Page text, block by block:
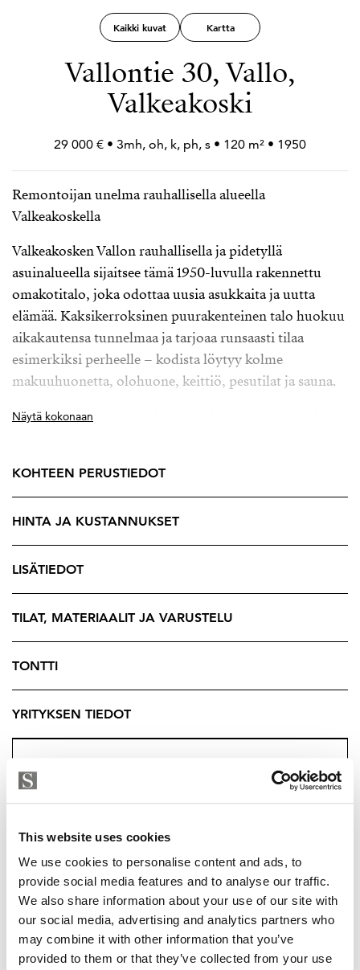
This website uses cookies
We use cookies to personalise content and ads, to
provide social media features and to analyse our traffic.
We also share information about your use of our site with
our social media, advertising and analytics partners who
may combine it with other information that you’ve
provided to them or that they’ve collected from your use
Kaikki kuvat Kartta
Vallontie 30, Vallo,
Valkeakoski
29 000 € • 3mh, oh, k, ph, s • 120 m² • 1950
TUUKKA HAKKARAINEN
Remontoijan unelma rauhallisella alueella
Valkeakoskella
Valkeakosken Vallon rauhallisella ja pidetyllä
asuinalueella sijaitsee tämä 1950-luvulla rakennettu
omakotitalo, joka odottaa uusia asukkaita ja uutta
elämää. Kaksikerroksinen puurakenteinen talo huokuu
aikakautensa tunnelmaa ja tarjoaa runsaasti tilaa
esimerkiksi perheelle – kodista löytyy kolme
makuuhuonetta, olohuone, keittiö, pesutilat ja sauna.
Talo myydään remontointia vaativassa kunnossa, joten
pääset toteuttamaan unelmiesi kodin alusta asti.
Vallon alue on tunnettu rauhallisuudestaan ja
läheltä, ja Valkeakosken keskustaan on vain lyhyt
Tartu tilaisuuteen ja tee tästä remonttikohteesta juuri
oman näköisesi koti!
Pyydä kuntokartoitus välittäjältä.
Tuukka Hakkarainen
040 174 3010 – tuukka.hakkarainen@strand.fi
Näytä kokonaan
KOHTEEN PERUSTIEDOT
HINTA JA KUSTANNUKSET
LISÄTIEDOT
TILAT, MATERIAALIT JA VARUSTELU
TONTTI
YRITYKSEN TIEDOT